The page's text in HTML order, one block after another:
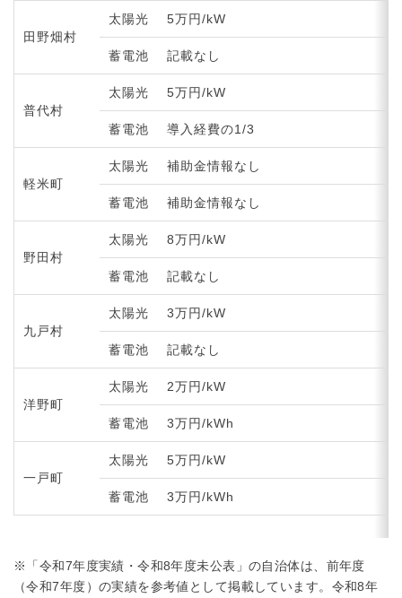
田野畑村
太陽光 5万円/kW
蓄電池 記載なし
普代村
太陽光 5万円/kW
蓄電池 導入経費の1/3
軽米町
太陽光 補助金情報なし
蓄電池 補助金情報なし
野田村
太陽光 8万円/kW
蓄電池 記載なし
九戸村
太陽光 3万円/kW
蓄電池 記載なし
洋野町
太陽光 2万円/kW
蓄電池 3万円/kWh
一戸町
太陽光 5万円/kW
蓄電池 3万円/kWh
※「令和7年度実績・令和8年度未公表」の自治体は、前年度
（令和7年度）の実績を参考値として掲載しています。令和8年